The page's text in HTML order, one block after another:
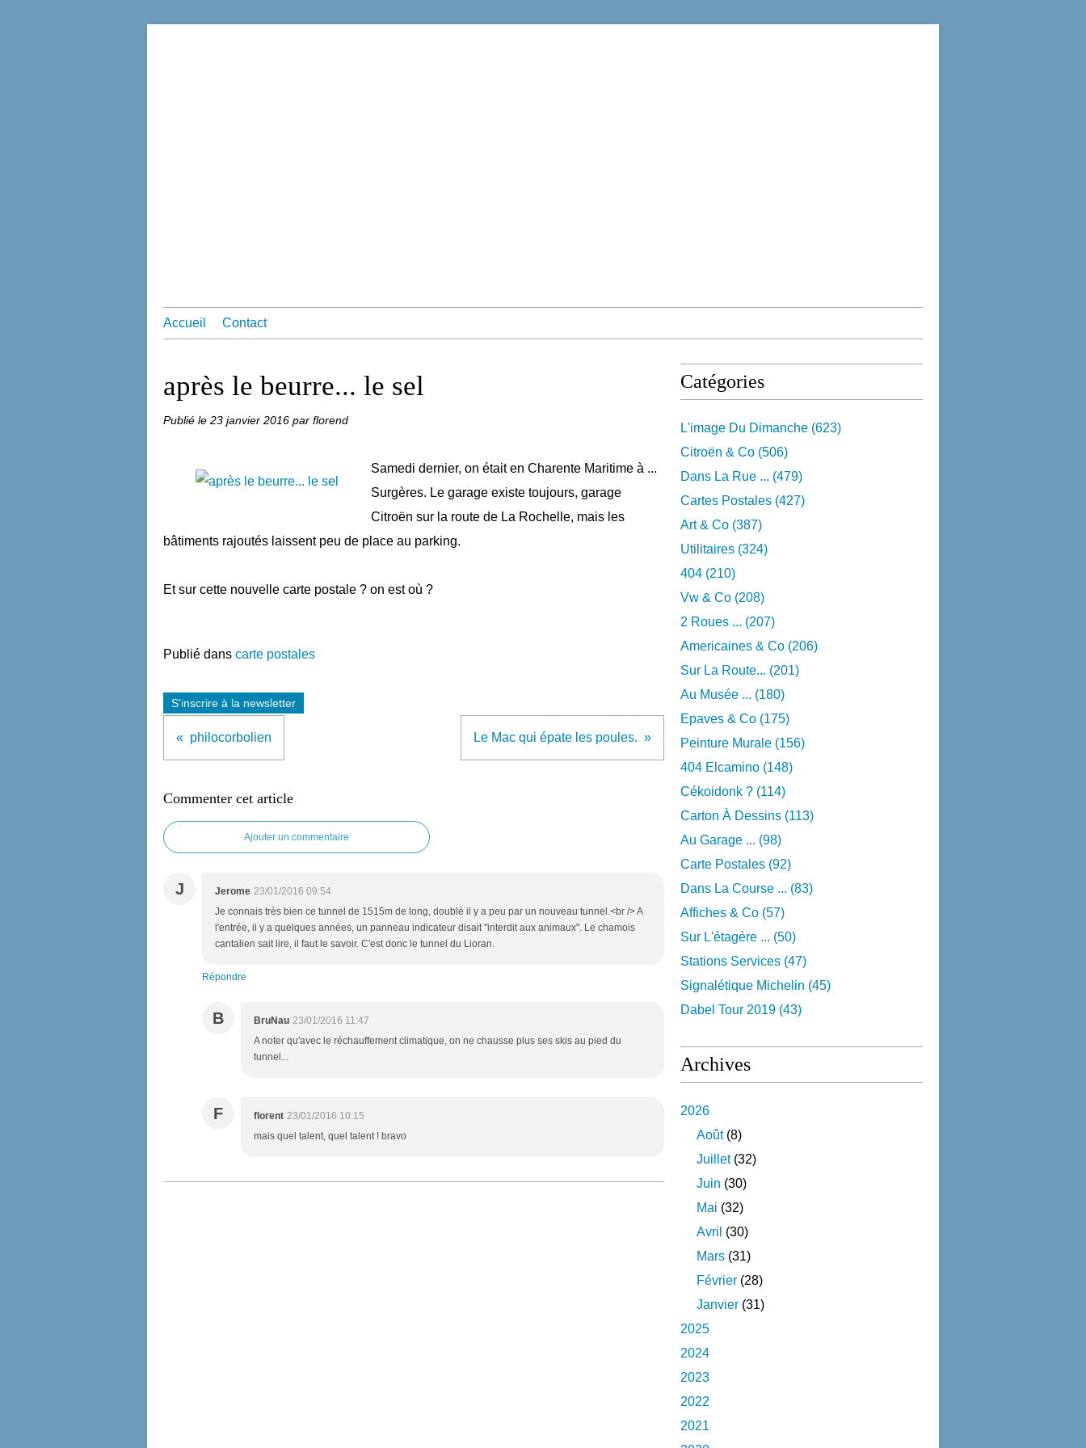
Accueil Contact
après le beurre... le sel
Publié le 23 janvier 2016 par florend
Samedi dernier, on était en Charente Maritime à ...
Surgères. Le garage existe toujours, garage
Citroën sur la route de La Rochelle, mais les
bâtiments rajoutés laissent peu de place au parking.
Et sur cette nouvelle carte postale ? on est où ?
Publié dans carte postales
S'inscrire à la newsletter
philocorbolien Le Mac qui épate les poules.
Commenter cet article
Ajouter un commentaire
J Jerome 23/01/2016 09:54
Je connais très bien ce tunnel de 1515m de long, doublé il y a peu par un nouveau tunnel.<br /> A
l'entrée, il y a quelques années, un panneau indicateur disait "interdit aux animaux". Le chamois
cantalien sait lire, il faut le savoir. C'est donc le tunnel du Lioran.
Répondre
B BruNau 23/01/2016 11:47
A noter qu'avec le réchauffement climatique, on ne chausse plus ses skis au pied du
tunnel...
F florent 23/01/2016 10:15
mais quel talent, quel talent ! bravo
Catégories
L'image Du Dimanche (623)
Citroën & Co (506)
Dans La Rue ... (479)
Cartes Postales (427)
Art & Co (387)
Utilitaires (324)
404 (210)
Vw & Co (208)
2 Roues ... (207)
Americaines & Co (206)
Sur La Route... (201)
Au Musée ... (180)
Epaves & Co (175)
Peinture Murale (156)
404 Elcamino (148)
Cékoidonk ? (114)
Carton À Dessins (113)
Au Garage ... (98)
Carte Postales (92)
Dans La Course ... (83)
Affiches & Co (57)
Sur L'étagère ... (50)
Stations Services (47)
Signalétique Michelin (45)
Dabel Tour 2019 (43)
Archives
2026
Août(8)
Juillet(32)
Juin (30)
Mai (32)
Avril (30)
Mars (31)
Février (28)
Janvier (31)
2025
2024
2023
2022
2021